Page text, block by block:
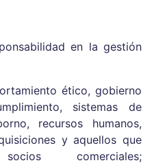
en la gestión
ético, gobierno
sistemas de
recursos humanos,
y aquellos que
socios comerciales;